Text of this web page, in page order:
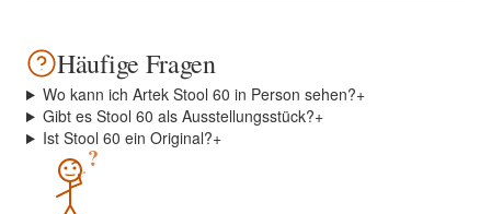
Häufige Fragen
Wo kann ich Artek Stool 60 in Person sehen?+
Gibt es Stool 60 als Ausstellungsstück?+
Ist Stool 60 ein Original?+
?